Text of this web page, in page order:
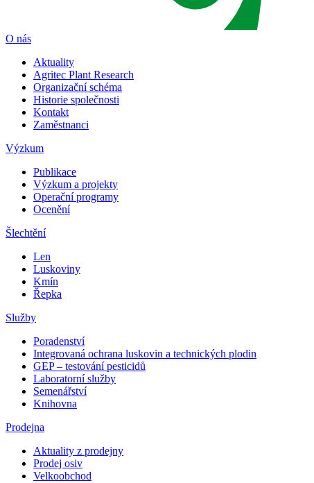
O nás
Aktuality
Agritec Plant Research
Organizační schéma
Historie společnosti
Kontakt
Zaměstnanci
Výzkum
Publikace
Výzkum a projekty
Operační programy
Ocenění
Šlechtění
Len
Luskoviny
Kmín
Řepka
Služby
Poradenství
Integrovaná ochrana luskovin a technických plodin
GEP – testování pesticidů
Laboratorní služby
Semenářství
Knihovna
Prodejna
Aktuality z prodejny
Prodej osiv
Velkoobchod